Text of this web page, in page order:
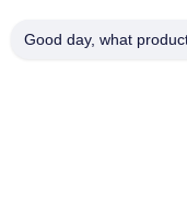
Good day, what